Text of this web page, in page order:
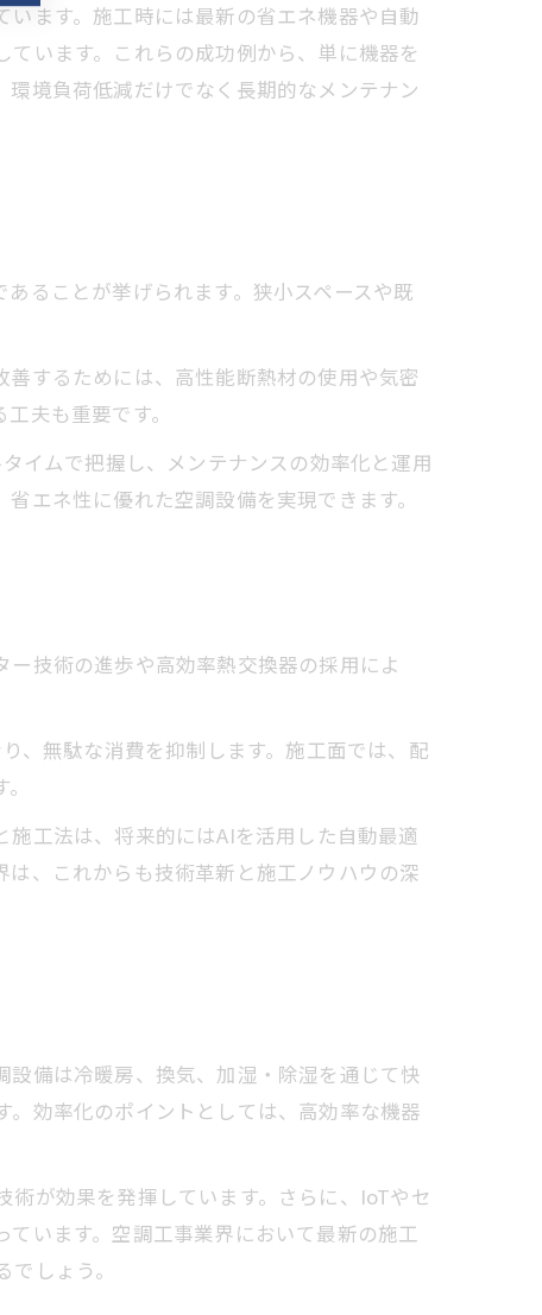
ます。施工時には最新の省エネ機器や自動
います。これらの成功例から、単に機器を
境負荷低減だけでなく長期的なメンテナン
ることが挙げられます。狭小スペースや既
するためには、高性能断熱材の使用や気密
夫も重要です。
イムで把握し、メンテナンスの効率化と運用
エネ性に優れた空調設備を実現できます。
技術の進歩や高効率熱交換器の採用によ
、無駄な消費を抑制します。施工面では、配
工法は、将来的にはAIを活用した自動最適
、これからも技術革新と施工ノウハウの深
備は冷暖房、換気、加湿・除湿を通じて快
効率化のポイントとしては、高効率な機器
が効果を発揮しています。さらに、IoTやセ
います。空調工事業界において最新の施工
しょう。